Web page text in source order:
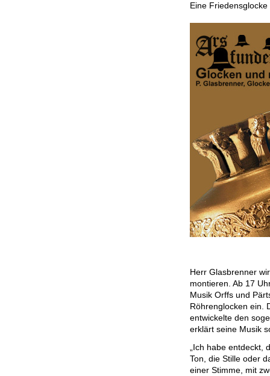
Eine
Herr Glasbrenner
montieren. Ab 17
Musik Orffs und
Röhrenglocken ein.
entwickelte den
erklärt seine Musik
„Ich habe
Ton, die Stille oder
einer Stimme, mit